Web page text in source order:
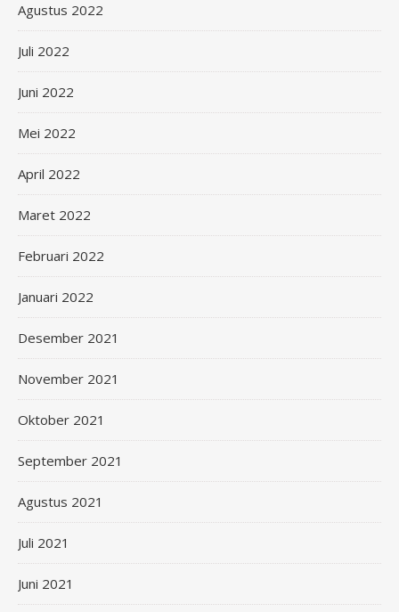
Agustus 2022
Juli 2022
Juni 2022
Mei 2022
April 2022
Maret 2022
Februari 2022
Januari 2022
Desember 2021
November 2021
Oktober 2021
September 2021
Agustus 2021
Juli 2021
Juni 2021